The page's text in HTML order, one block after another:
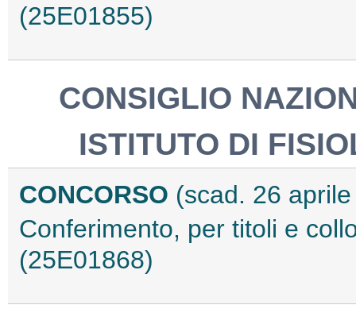
(25E01855)
CONSIGLIO
ISTITUTO DI
CONCORSO (scad. 26
Conferimento, per titoli e
(25E01868)